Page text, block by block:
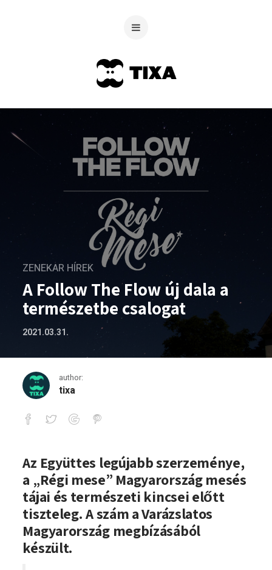
ZENEKAR HÍREK
A Follow The Flow új dala a
természetbe csalogat
2021.03.31.
author:
tixa
A Follow The Flow új dala a
Az Együttes legújabb szerzeménye,
a „Régi mese” Magyarország mesés
tájai és természeti kincsei előtt
tiszteleg. A szám a Varázslatos
Magyarország megbízásából
készült.